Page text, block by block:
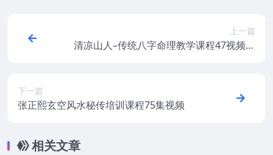
上一篇
清凉山人–传统八字命理教学课程47视频合
下一篇
张正熙玄空风水秘传培训课程75集视频
相关文章